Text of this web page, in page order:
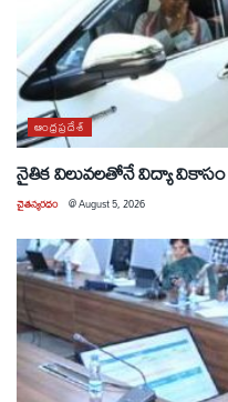
ఆంధ్రప్రదేశ్
నైతిక విలువలతోనే విద్యా వికాసం
చైతన్యరధం @August 5, 2026